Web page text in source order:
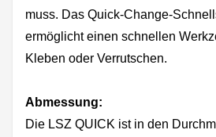
muss. Das Quick-Change-
ermöglicht einen schnellen
Kleben oder Verrutschen.
Abmessung:
Die LSZ QUICK ist in den